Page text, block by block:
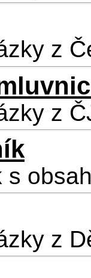
z
z
s
z